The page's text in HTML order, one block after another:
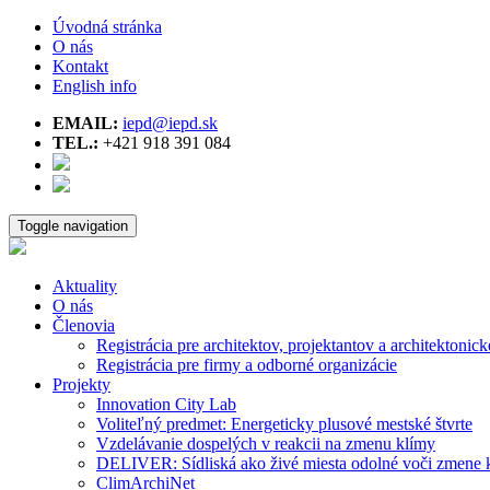
Úvodná stránka
O nás
Kontakt
English info
EMAIL: iepd@iepd.sk
TEL.: +421 918 391 084
Toggle navigation
Aktuality
O nás
Členovia
Registrácia pre architektov, projektantov a
Registrácia pre firmy a odborné organizácie
Projekty
Innovation City Lab
Voliteľný predmet: Energeticky plusové mestské štvrte
Vzdelávanie dospelých v reakcii na zmenu klímy
DELIVER: Sídliská ako živé miesta odolné voči zmene
ClimArchiNet